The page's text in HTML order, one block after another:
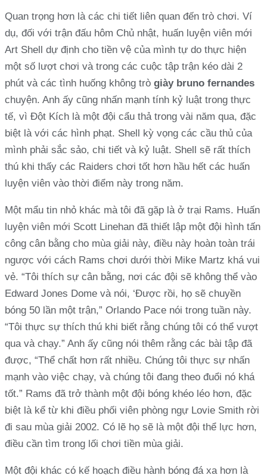
Quan trọng hơn là các chi tiết liên quan đến trò chơi. Ví
dụ, đối với trận đấu hôm Chủ nhật, huấn luyện viên mới
Art Shell dự định cho tiền vệ của mình tự do thực hiện
một số lượt chơi và trong các cuộc tập trận kéo dài 2
phút và các tình huống không trò giày bruno fernandes
chuyện. Anh ấy cũng nhấn mạnh tính kỷ luật trong thực
tế, vì Đột Kích là một đội cẩu thả trong vài năm qua, đặc
biệt là với các hình phạt. Shell kỳ vọng các cầu thủ của
mình phải sắc sảo, chi tiết và kỷ luật. Shell sẽ rất thích
thú khi thấy các Raiders chơi tốt hơn hầu hết các huấn
luyện viên vào thời điểm này trong năm.
Một mẩu tin nhỏ khác mà tôi đã gặp là ở trại Rams. Huấn
luyện viên mới Scott Linehan đã thiết lập một đội hình tấn
công cân bằng cho mùa giải này, điều này hoàn toàn trái
ngược với cách Rams chơi dưới thời Mike Martz khá vui
vẻ. “Tôi thích sự cân bằng, nơi các đội sẽ không thể vào
Edward Jones Dome và nói, ‘Được rồi, họ sẽ chuyền
bóng 50 lần một trận,” Orlando Pace nói trong tuần này.
“Tôi thực sự thích thú khi biết rằng chúng tôi có thể vượt
qua và chạy.” Anh ấy cũng nói thêm rằng các bài tập đã
được, “Thể chất hơn rất nhiều. Chúng tôi thực sự nhấn
mạnh vào việc chạy, và chúng tôi đang theo đuổi nó khá
tốt.” Rams đã trở thành một đội bóng khéo léo hơn, đặc
biệt là kể từ khi điều phối viên phòng ngự Lovie Smith rời
đi sau mùa giải 2002. Có lẽ họ sẽ là một đội thể lực hơn,
điều cần tìm trong lối chơi tiền mùa giải.
Một đội khác có kế hoạch điều hành bóng đá xa hơn là